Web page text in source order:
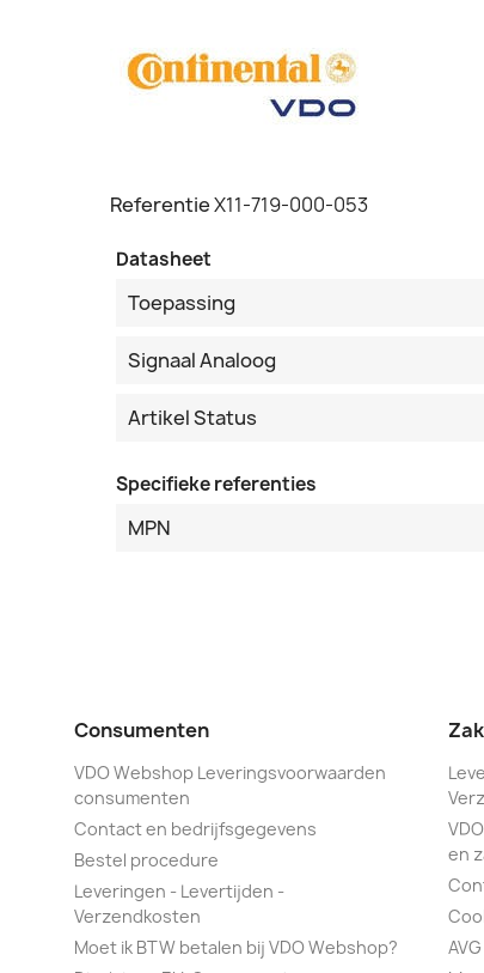
ReferentieX11-719-000-053
Datasheet
Toepassing
Signaal Analoog
Artikel Status
Specifieke referenties
MPN
Consumenten
VDO Webshop Leveringsvoorwaarden
consumenten
Contact en bedrijfsgegevens
Bestel procedure
Leveringen - Levertijden -
Verzendkosten
Moet ik BTW betalen bij VDO Webshop?
en
AVG